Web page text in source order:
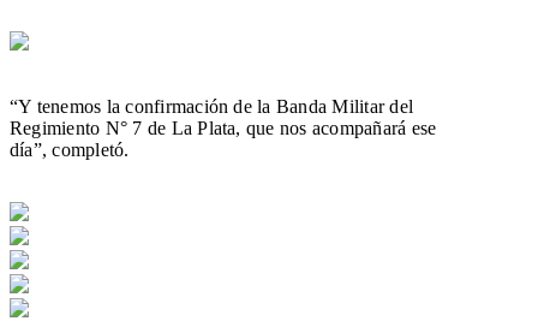
“Y tenemos la confirmación de la Banda Militar del
Regimiento N° 7 de La Plata, que nos acompañará ese
día”, completó.